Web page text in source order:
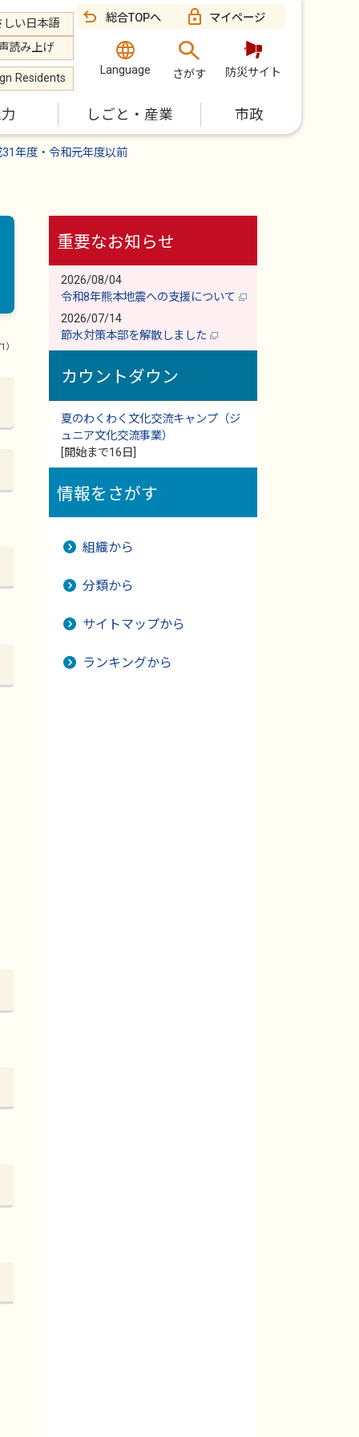
しい日本語
読み上げ
Residents
総合TOPへ マイページ
Language さがす 防災サイト
しごと・産業 市政
年度・令和元年度以前
）
重要なお知らせ
2026/08/04
令和8年熊本地震への支援について
2026/07/14
節水対策本部を解散しました
カウントダウン
夏のわくわく文化交流キャンプ（ジ
ュニア文化交流事業）
[開始まで16日]
情報をさがす
組織から
分類から
サイトマップから
ランキングから